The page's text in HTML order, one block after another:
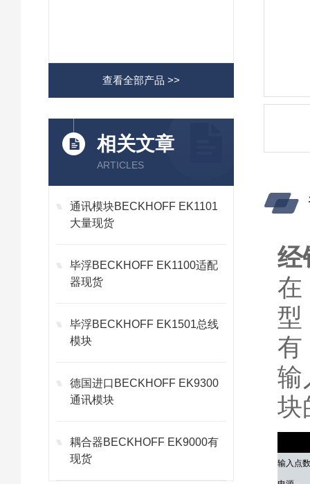
查看全部产品 >>
相关文章
ARTICLES
通讯模块BECKHOFF EK1101
大量现货
毕浮BECKHOFF EK1100适配
器现货
毕浮BECKHOFF EK1501总线
模块
德国进口BECKHOFF EK9300
通讯模块
耦合器BECKHOFF EK9000有
现货
经
在
型
有
输
块
输入点